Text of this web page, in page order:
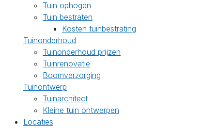
Tuin ophogen
Tuin bestraten
Kosten tuinbestrating
Tuinonderhoud
Tuinonderhoud prijzen
Tuinrenovatie
Boomverzorging
Tuinontwerp
Tuinarchitect
Kleine tuin ontwerpen
Locaties